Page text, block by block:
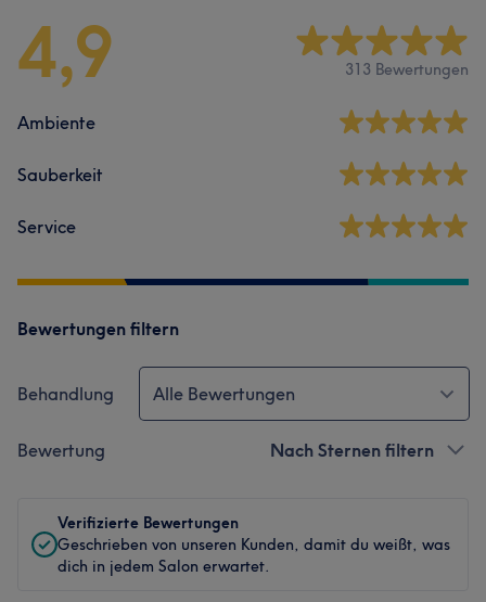
4,9 313 Bewertungen
Ambiente
Sauberkeit
Service
Bewertungen filtern
Behandlung Alle Bewertungen
Bewertung Nach Sternen filtern
Verifizierte Bewertungen
Geschrieben von unseren Kunden, damit du weißt, was
dich in jedem Salon erwartet.